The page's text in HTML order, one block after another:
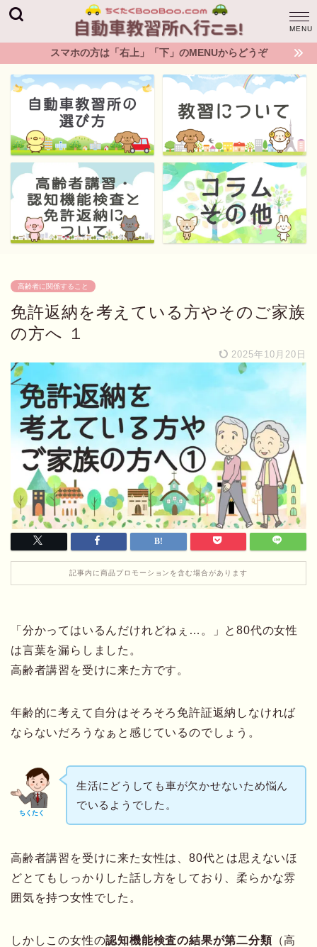
スマホの方は「右上」「下」のMENUからどうぞ
高齢者に関係すること
免許返納を考えている方やそのご家族
の方へ １
2025年10月20日
記事内に商品プロモーションを含む場合があります
「分かってはいるんだけれどねぇ…。」と80代の女性
は言葉を漏らしました。
高齢者講習を受けに来た方です。
年齢的に考えて自分はそろそろ免許証返納しなければ
ならないだろうなぁと感じているのでしょう。
ちくたく
生活にどうしても車が欠かせないため悩ん
でいるようでした。
高齢者講習を受けに来た女性は、80代とは思えないほ
どとてもしっかりした話し方をしており、柔らかな雰
囲気を持つ女性でした。
しかしこの女性の認知機能検査の結果が第二分類（高